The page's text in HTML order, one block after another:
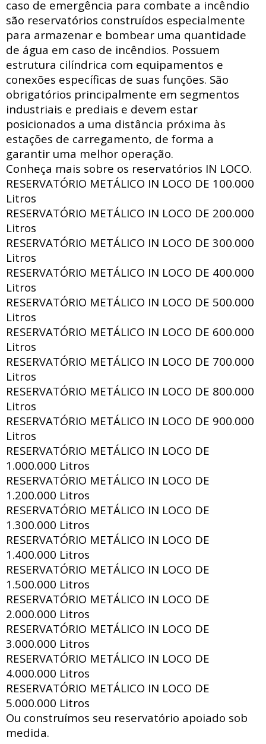
caso de emergência para combate a incêndio
são reservatórios construídos especialmente
para armazenar e bombear uma quantidade
de água em caso de incêndios. Possuem
estrutura cilíndrica com equipamentos e
conexões específicas de suas funções. São
obrigatórios principalmente em segmentos
industriais e prediais e devem estar
posicionados a uma distância próxima às
estações de carregamento, de forma a
garantir uma melhor operação.
Conheça mais sobre os reservatórios IN LOCO.
RESERVATÓRIO METÁLICO IN LOCO DE 100.000
Litros
RESERVATÓRIO METÁLICO IN LOCO DE 200.000
Litros
RESERVATÓRIO METÁLICO IN LOCO DE 300.000
Litros
RESERVATÓRIO METÁLICO IN LOCO DE 400.000
Litros
RESERVATÓRIO METÁLICO IN LOCO DE 500.000
Litros
RESERVATÓRIO METÁLICO IN LOCO DE 600.000
Litros
RESERVATÓRIO METÁLICO IN LOCO DE 700.000
Litros
RESERVATÓRIO METÁLICO IN LOCO DE 800.000
Litros
RESERVATÓRIO METÁLICO IN LOCO DE 900.000
Litros
RESERVATÓRIO METÁLICO IN LOCO DE
1.000.000 Litros
RESERVATÓRIO METÁLICO IN LOCO DE
1.200.000 Litros
RESERVATÓRIO METÁLICO IN LOCO DE
1.300.000 Litros
RESERVATÓRIO METÁLICO IN LOCO DE
1.400.000 Litros
RESERVATÓRIO METÁLICO IN LOCO DE
1.500.000 Litros
RESERVATÓRIO METÁLICO IN LOCO DE
2.000.000 Litros
RESERVATÓRIO METÁLICO IN LOCO DE
3.000.000 Litros
RESERVATÓRIO METÁLICO IN LOCO DE
4.000.000 Litros
RESERVATÓRIO METÁLICO IN LOCO DE
5.000.000 Litros
Ou construímos seu reservatório apoiado sob
medida.